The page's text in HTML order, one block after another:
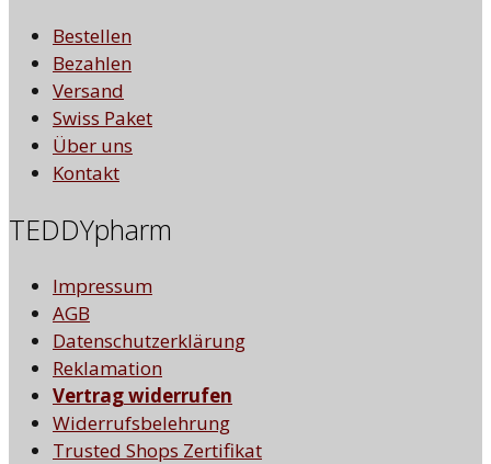
Bestellen
Bezahlen
Versand
Swiss Paket
Über uns
Kontakt
TEDDYpharm
Impressum
AGB
Datenschutzerklärung
Reklamation
Vertrag widerrufen
Widerrufsbelehrung
Trusted Shops Zertifikat